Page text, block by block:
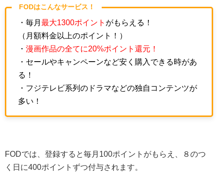
FODはこんなサービス！
・毎月 最大1300ポイント がもらえる！
（月額料金以上のポイント！）
・ 漫画作品の全てに20%ポイント還元！
・セールやキャンペーンなど安く購入できる時があ
る！
・フジテレビ系列のドラマなどの独自コンテンツが
多い！
FODでは、登録すると毎月100ポイントがもらえ、８のつ
く日に400ポイントずつ付与されます。